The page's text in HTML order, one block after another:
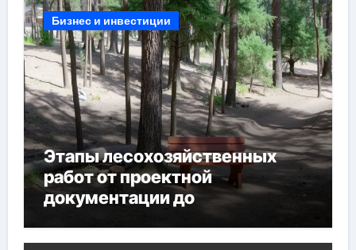
Бизнес и инвестиции
Этапы лесохозяйственных
работ от проектной
документации до
мероприятий и обустройства